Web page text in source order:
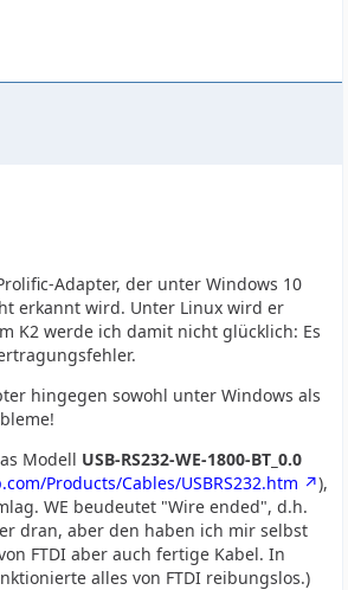
Adapter, der unter Windows 10
erkannt wird. Unter Linux wird er
K2 werde ich damit nicht glücklich: Es
hingegen sowohl unter Windows als
Modell USB-RS232-WE-1800-BT_0.0
Products/Cables/USBRS232.htm
),
WE beudeutet "Wire ended", d.h.
dran, aber den haben ich mir selbst
FTDI aber auch fertige Kabel. In
alles von FTDI reibungslos.)